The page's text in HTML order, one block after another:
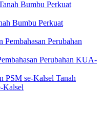
Bumbu Perkuat
Perubahan KUA-
Tanah
Kalsel